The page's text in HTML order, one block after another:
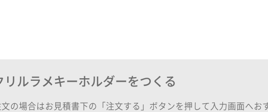
リルラメキーホルダーをつくる
の場合はお見積書下の「注文する」ボタンを押して入力画面へお